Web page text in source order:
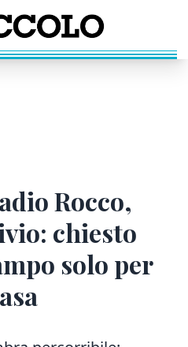
Rocco,
chiesto
solo per